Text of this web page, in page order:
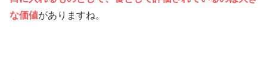
な価値がありますね。